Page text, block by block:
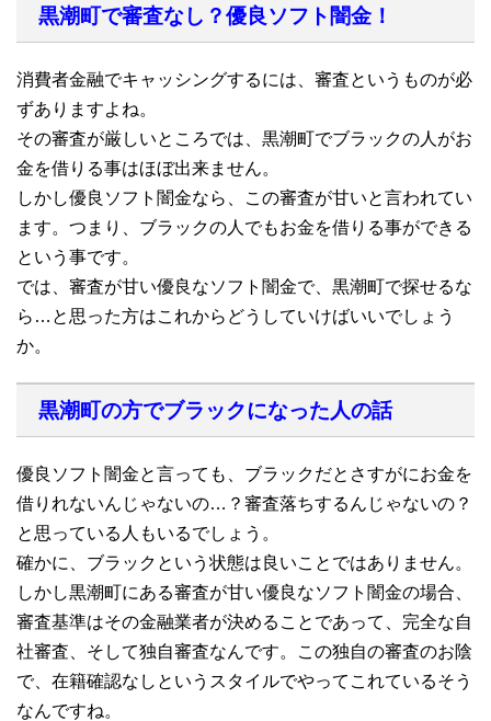
黒潮町で審査なし？優良ソフト闇金！
消費者金融でキャッシングするには、審査というものが必
ずありますよね。
その審査が厳しいところでは、黒潮町でブラックの人がお
金を借りる事はほぼ出来ません。
しかし優良ソフト闇金なら、この審査が甘いと言われてい
ます。つまり、ブラックの人でもお金を借りる事ができる
という事です。
では、審査が甘い優良なソフト闇金で、黒潮町で探せるな
ら…と思った方はこれからどうしていけばいいでしょう
か。
黒潮町の方でブラックになった人の話
優良ソフト闇金と言っても、ブラックだとさすがにお金を
借りれないんじゃないの…？審査落ちするんじゃないの？
と思っている人もいるでしょう。
確かに、ブラックという状態は良いことではありません。
しかし黒潮町にある審査が甘い優良なソフト闇金の場合、
審査基準はその金融業者が決めることであって、完全な自
社審査、そして独自審査なんです。この独自の審査のお陰
で、在籍確認なしというスタイルでやってこれているそう
なんですね。